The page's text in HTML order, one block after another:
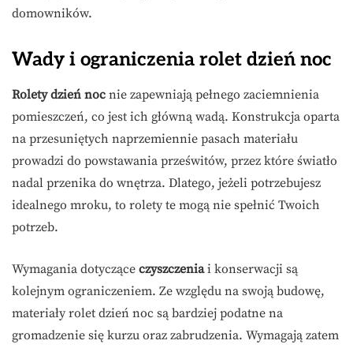
domowników.
Wady i ograniczenia rolet dzień noc
Rolety dzień noc nie zapewniają pełnego zaciemnienia
pomieszczeń, co jest ich główną wadą. Konstrukcja oparta
na przesuniętych naprzemiennie pasach materiału
prowadzi do powstawania prześwitów, przez które światło
nadal przenika do wnętrza. Dlatego, jeżeli potrzebujesz
idealnego mroku, to rolety te mogą nie spełnić Twoich
potrzeb.
Wymagania dotyczące czyszczeniai konserwacji są
kolejnym ograniczeniem. Ze względu na swoją budowę,
materiały rolet dzień noc są bardziej podatne na
gromadzenie się kurzu oraz zabrudzenia. Wymagają zatem